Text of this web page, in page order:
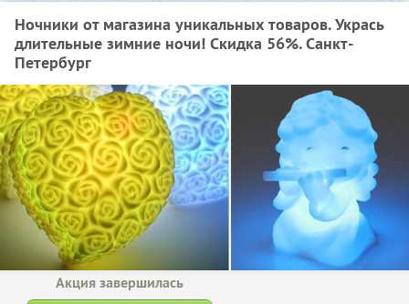
Ночники от магазина уникальных товаров. Укрась
длительные зимние ночи! Скидка 56%. Санкт-
Петербург
Акция завершилась